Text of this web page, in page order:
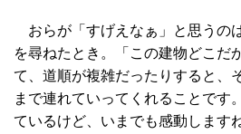
おらが「すげえなぁ」と思うの
を尋ねたとき。「この建物どこだ
て、道順が複雑だったりすると、
まで連れていってくれることです
ているけど、いまでも感動します